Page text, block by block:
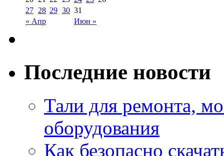
« Апр Июн »
27 28 29 30 31
Последние новости
Тали для ремонта,
оборудования
Как безопасно